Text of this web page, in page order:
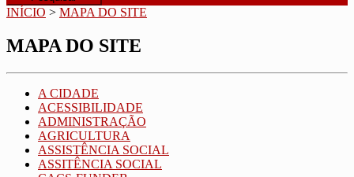
INÍCIO > MAPA DO SITE
MAPA DO SITE
A CIDADE
ACESSIBILIDADE
ADMINISTRAÇÃO
AGRICULTURA
ASSISTÊNCIA SOCIAL
ASSITÊNCIA SOCIAL